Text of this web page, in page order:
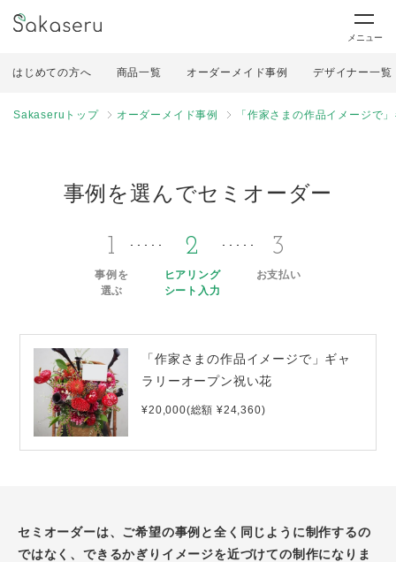
メニュー
はじめての方へ 商品一覧 オーダーメイド事例 デザイナー一覧
Sakaseruトップ オーダーメイド事例 「作家さまの作品イメージで
事例を選んでセミオーダー
1
事例を
選ぶ
2
ヒアリング
シート入力
3
お支払い
「作家さまの作品イメージで」ギャ
ラリーオープン祝い花
¥20,000(総額 ¥24,360)
セミオーダーは、ご希望の事例と全く同じように制作するの
ではなく、できるかぎりイメージを近づけての制作になりま